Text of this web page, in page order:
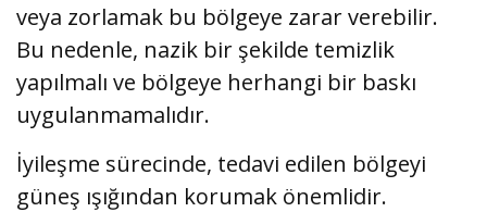
veya zorlamak bu bölgeye zarar verebilir.
Bu nedenle, nazik bir şekilde temizlik
yapılmalı ve bölgeye herhangi bir baskı
uygulanmamalıdır.
İyileşme sürecinde, tedavi edilen bölgeyi
güneş ışığından korumak önemlidir.